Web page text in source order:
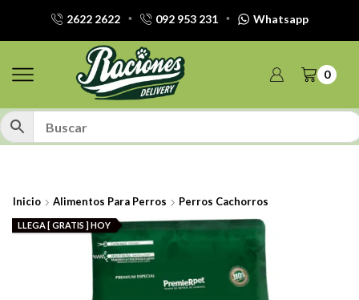
2622 2622 092 953 231 Whatsapp
0
Inicio Alimentos Para Perros Perros Cachorros
LLEGA [ GRATIS ] HOY